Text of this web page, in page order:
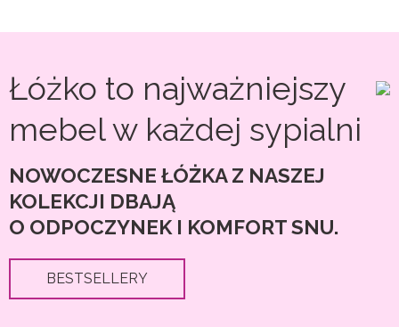
można
na
produktu
można
Łóżko to najważniejszy
mebel w każdej sypialni
NOWOCZESNE ŁÓŻKA Z NASZEJ
KOLEKCJI DBAJĄ
O ODPOCZYNEK I KOMFORT SNU.
BESTSELLERY